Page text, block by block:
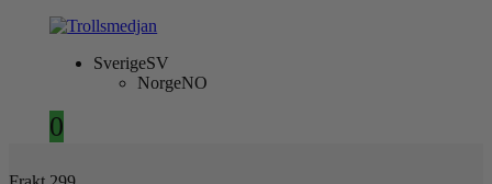
SverigeSV
NorgeNO
0